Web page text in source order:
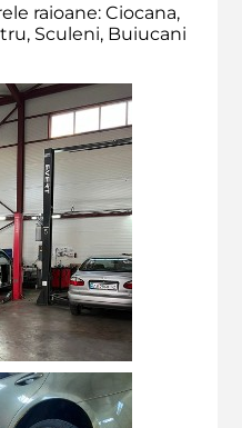
raioane: Ciocana,
Sculeni, Buiucani